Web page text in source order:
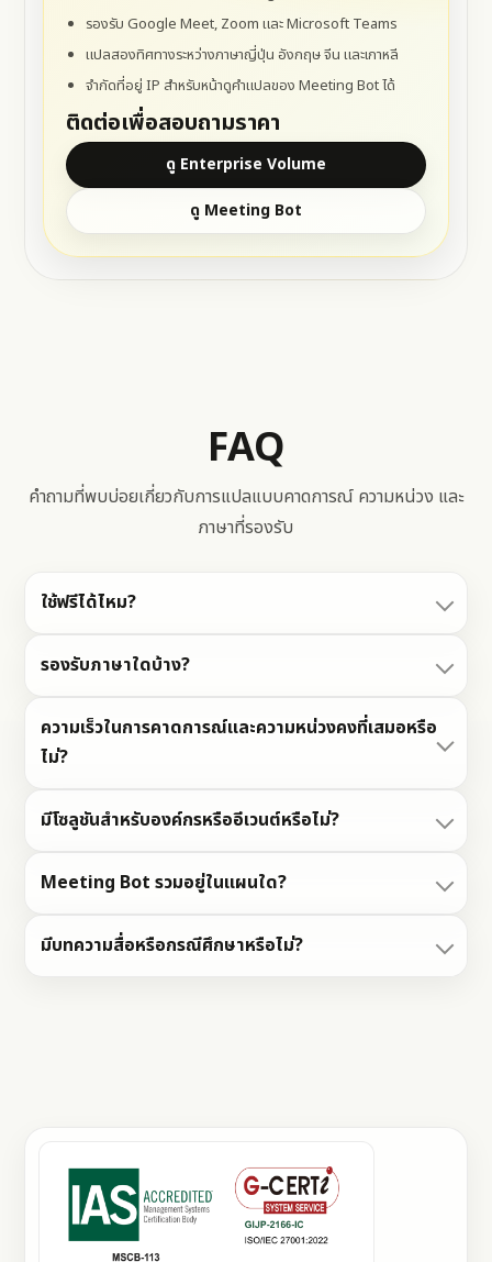
รองรับ Google Meet, Zoom และMicrosoft Teams
แปลสองทิศทางระหว่างภาษาญี่ปุ่น อังกฤษ จีน และเกาหลี
จำกัดที่อยู่ IP สำหรับหน้าดูคำแปลของ Meeting Botได้
ติดต่อเพื่อสอบถามราคา
ดู Enterprise Volume
ดู Meeting Bot
FAQ
คำถามที่พบบ่อยเกี่ยวกับการแปลแบบคาดการณ์ ความหน่วง และ
ภาษาที่รองรับ
ใช้ฟรีได้ไหม?
รองรับภาษาใดบ้าง?
ความเร็วในการคาดการณ์และความหน่วงคงที่เสมอหรือ
ไม่?
มีโซลูชันสำหรับองค์กรหรืออีเวนต์หรือไม่?
Meeting Bot รวมอยู่ในแผนใด?
มีบทความสื่อหรือกรณีศึกษาหรือไม่?